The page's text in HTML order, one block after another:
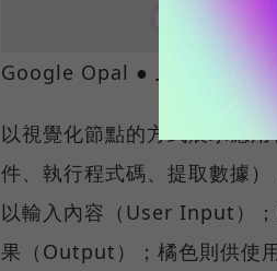
Google Opal ● 上方的流程
以視覺化節點的方式展示應
件、執行程式碼、提取數據
以輸入內容（User Input）
果（Output）；橘色則供使